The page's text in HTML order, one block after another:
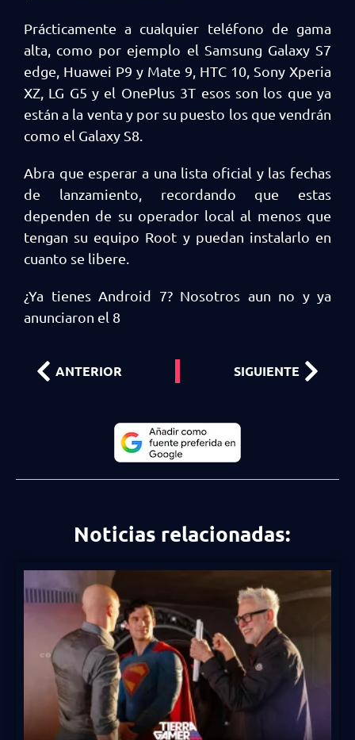
Prácticamente a cualquier teléfono de gama
alta, como por ejemplo el Samsung Galaxy S7
edge, Huawei P9 y Mate 9, HTC 10, Sony Xperia
XZ, LG G5 y el OnePlus 3T esos son los que ya
están a la venta y por su puesto los que vendrán
como el Galaxy S8.
Abra que esperar a una lista oficial y las fechas
de lanzamiento, recordando que estas
dependen de su operador local al menos que
tengan su equipo Root y puedan instalarlo en
cuanto se libere.
¿Ya tienes Android 7? Nosotros aun no y ya
anunciaron el 8
ANTERIOR SIGUIENTE
Noticias relacionadas: